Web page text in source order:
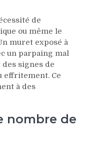
de
ou même le
muret exposé à
un parpaing mal
signes de
effritement. Ce
à des
nombre de